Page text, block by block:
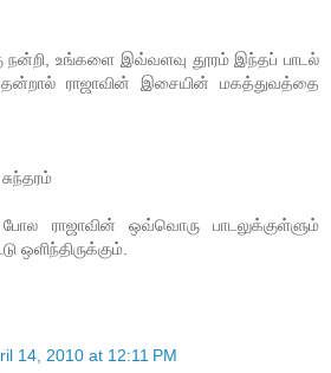
நன்றி, உங்களை இவ்வளவு தூரம் இந்தப் பாடல்
ராஜாவின் இசையின் மகத்துவத்தை
ராஜாவின் ஒவ்வொரு பாடலுக்குள்ளும்
ஒளிந்திருக்கும்.
14, 2010 at 12:11 PM